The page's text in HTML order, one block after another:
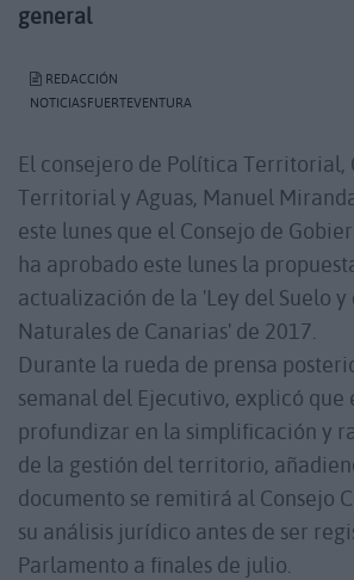
general
REDACCIÓN
NOTICIASFUERTEVENTURA
El consejero de Política Territorial,
Territorial y Aguas, Manuel
este lunes que el Consejo de
ha aprobado este lunes la
actualización de la 'Ley del Suelo y
Naturales de Canarias' de 2017.
Durante la rueda de prensa
semanal del Ejecutivo, explicó que
profundizar en la simplificación y
de la gestión del territorio,
documento se remitirá al Consejo
su análisis jurídico antes de ser
Parlamento a finales de julio.